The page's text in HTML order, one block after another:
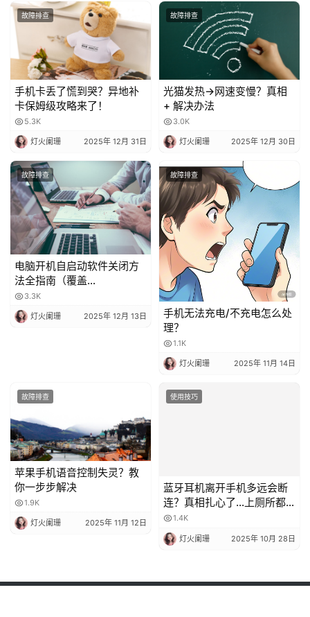
故障排查
手机卡丢了慌到哭？异地补
卡保姆级攻略来了！
5.3K
灯火阑珊 2025年 12月 31日
故障排查
光猫发热→网速变慢？真相
+ 解决办法
3.0K
灯火阑珊 2025年 12月 30日
故障排查
电脑开机自启动软件关闭方
法全指南（覆盖
Windows/macOS，含系统
自带 + 第三方工具）
3.3K
灯火阑珊 2025年 12月 13日
故障排查
手机无法充电/不充电怎么处
理？
1.1K
灯火阑珊 2025年 11月 14日
故障排查
苹果手机语音控制失灵？教
你一步步解决
1.9K
灯火阑珊 2025年 11月 12日
使用技巧
连？真相扎心了…上厕所都
不敢把手机放客厅！
1.4K
灯火阑珊
Copyright © 2024-2026 深圳市创享信息科技有限公司 版权所有粤ICP备